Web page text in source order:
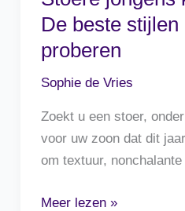
De beste stijlen
proberen
Sophie de Vries
Zoekt u een stoer,
voor uw zoon dat dit
om textuur,
Stoere
Meer lezen »